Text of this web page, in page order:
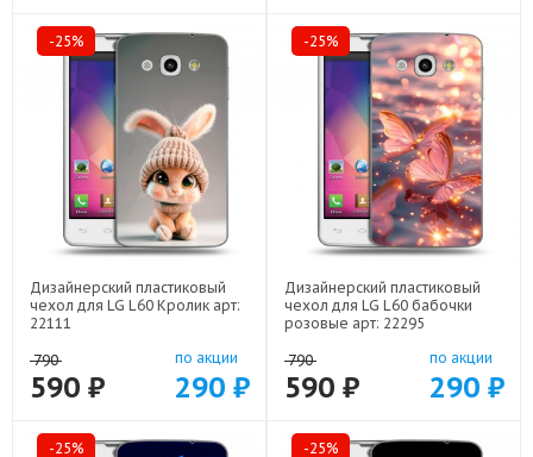
-25%
Дизайнерский пластиковый
чехол для LG L60 Кролик арт:
22111
790
590 ₽
по акции
290 ₽
-25%
Дизайнерский пластиковый
чехол для LG L60 бабочки
розовые арт: 22295
790
590 ₽
по акции
290 ₽
-25% -25%